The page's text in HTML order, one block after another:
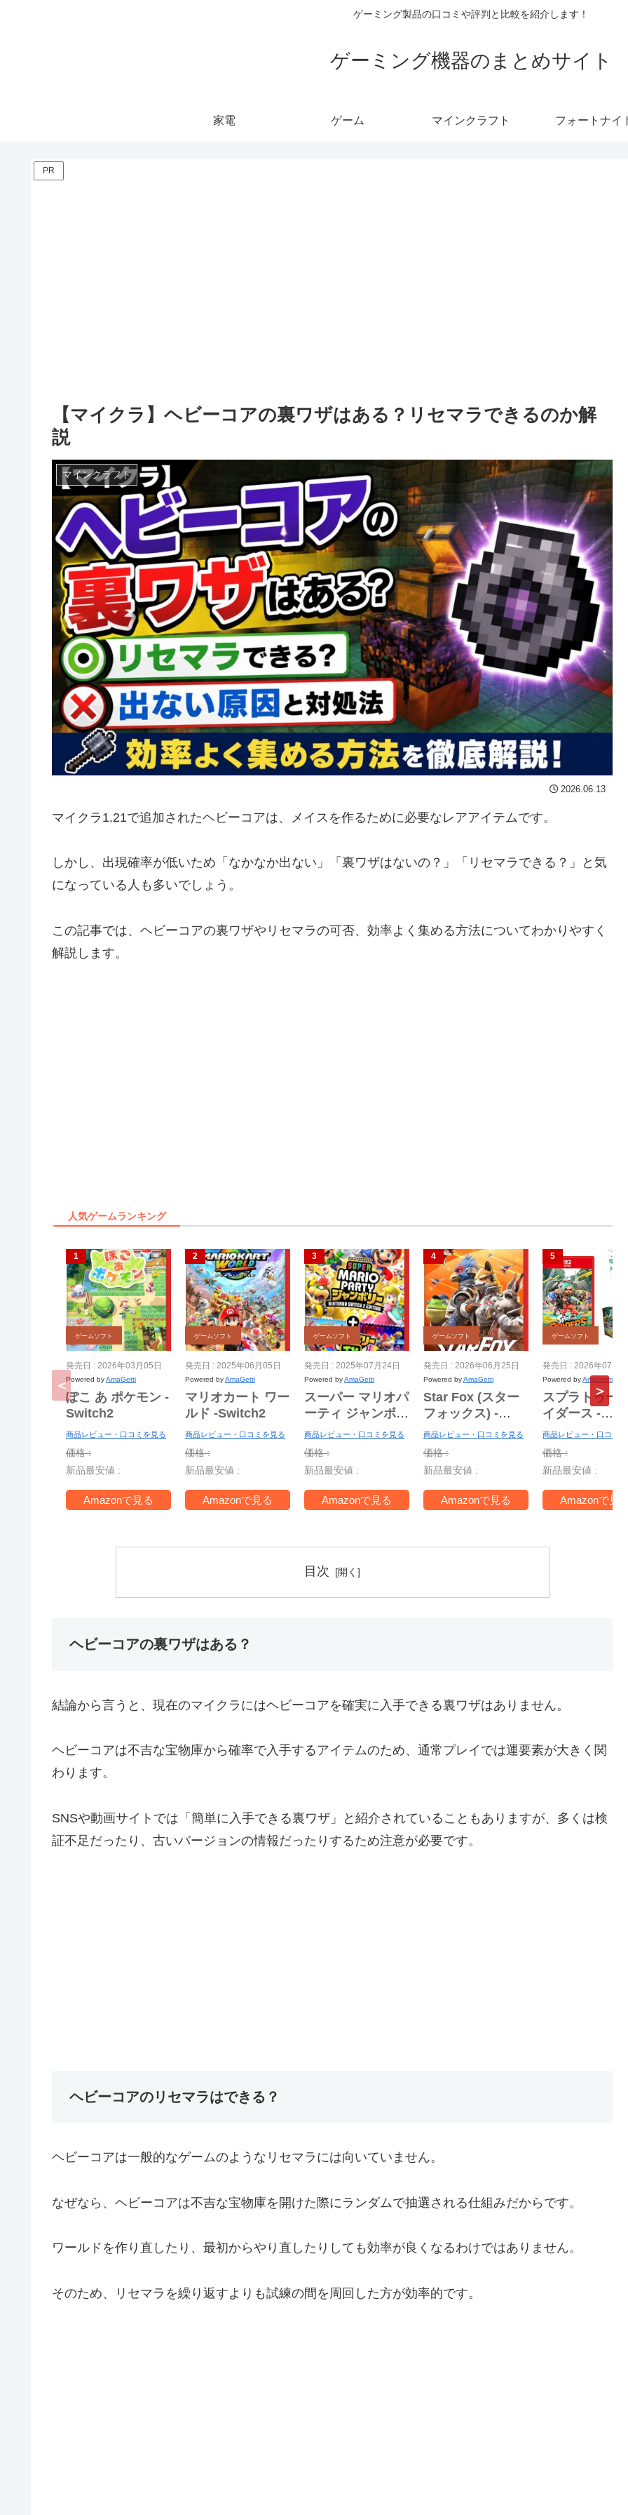
ゲーミング製品の口コミや評判と比較を紹介します！
ゲーミング機器のまとめサイト
家電 ゲーム マインクラフト フォートナイ
PR
【マイクラ】ヘビーコアの裏ワザはある？リセマラできるのか解
説
マインクラフト
2026.06.13
マイクラ1.21で追加されたヘビーコアは、メイスを作るために必要なレアアイテムです。
しかし、出現確率が低いため「なかなか出ない」「裏ワザはないの？」「リセマラできる？」と気
になっている人も多いでしょう。
この記事では、ヘビーコアの裏ワザやリセマラの可否、効率よく集める方法についてわかりやすく
解説します。
人気ゲームランキング
ゲームソフト
発売日 : 2026年03月05日
Powered byAmaGetti
ぽこ あ ポケモン -
Switch2
商品レビュー・口コミを見る
価格 :
新品最安値 :
Amazonで見る
ゲームソフト
発売日 : 2025年06月05日
Powered byAmaGetti
マリオカート ワー
ルド -Switch2
商品レビュー・口コミを見る
価格 :
新品最安値 :
Amazonで見る
ゲームソフト
発売日 : 2025年07月24日
Powered byAmaGetti
スーパー マリオパ
ーティ ジャンボリ
ー Nintendo
Switch 2 Edition
＋ ジャンボリー
TV -Switch2
商品レビュー・口コミを見る
価格 :
新品最安値 :
Amazonで見る
ゲームソフト
発売日 : 2026年06月25日
Powered byAmaGetti
Star Fox (スター
フォックス) -
Switch2
【Amazon.co.jp
限定】特典 アイテ
ム未定 同梱
商品レビュー・口コミを見る
価格 :
新品最安値 :
Amazonで見る
ゲームソフト
発売日 : 2026年07月
Powered byAmaGetti
スプラトゥー
イダース -
Switch2
【
限定】特典 ア
ルタンブラー
ァスナー付き
ッピングバッ
商品レビュー・口コミ
価格 :
新品最安値 :
Amazonで見
目次
ヘビーコアの裏ワザはある？
結論から言うと、現在のマイクラにはヘビーコアを確実に入手できる裏ワザはありません。
ヘビーコアは不吉な宝物庫から確率で入手するアイテムのため、通常プレイでは運要素が大きく関
わります。
SNSや動画サイトでは「簡単に入手できる裏ワザ」と紹介されていることもありますが、多くは検
証不足だったり、古いバージョンの情報だったりするため注意が必要です。
ヘビーコアのリセマラはできる？
ヘビーコアは一般的なゲームのようなリセマラには向いていません。
なぜなら、ヘビーコアは不吉な宝物庫を開けた際にランダムで抽選される仕組みだからです。
ワールドを作り直したり、最初からやり直したりしても効率が良くなるわけではありません。
そのため、リセマラを繰り返すよりも試練の間を周回した方が効率的です。